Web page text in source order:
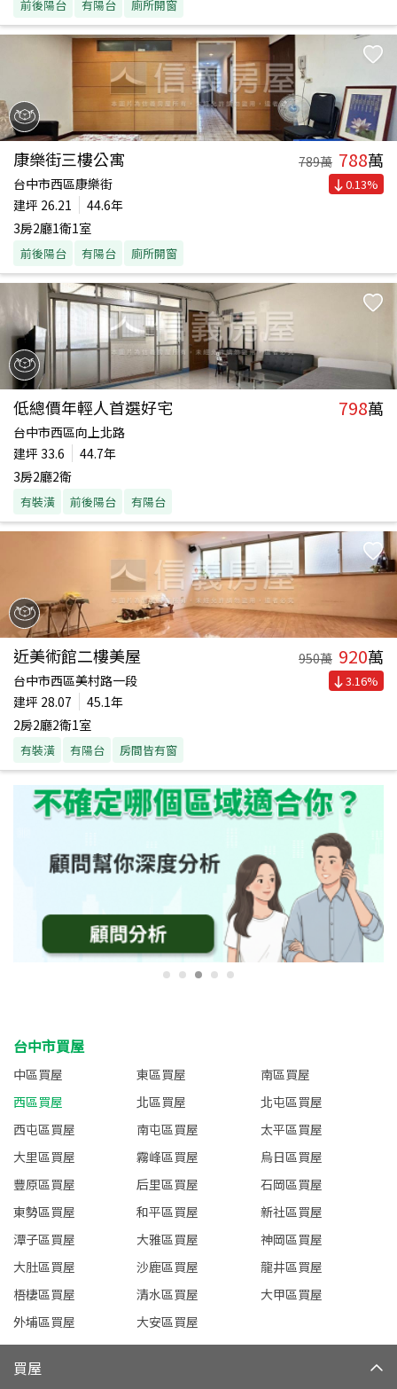
前後陽台 有陽台 廁所開窗
康樂街三樓公寓 789萬 788萬
台中市西區康樂街
建坪 26.21
44.6年
3房2廳1衛1室
前後陽台 有陽台 廁所開窗
0.13%
低總價年輕人首選好宅 798萬
台中市西區向上北路
建坪 33.6
44.7年
3房2廳2衛
有裝潢 前後陽台 有陽台
近美術館二樓美屋 950萬 920萬
台中市西區美村路一段
建坪 28.07
45.1年
2房2廳2衛1室
有裝潢 有陽台 房間皆有窗
3.16%
台中市買屋
中區買屋 東區買屋
南區買屋
西區買屋
北區買屋
北屯區買屋
西屯區買屋
南屯區買屋
太平區買屋
大里區買屋
霧峰區買屋
烏日區買屋
豐原區買屋
后里區買屋
石岡區買屋
東勢區買屋
和平區買屋
新社區買屋
潭子區買屋
大雅區買屋
神岡區買屋
大肚區買屋
沙鹿區買屋
龍井區買屋
梧棲區買屋
清水區買屋
大甲區買屋
外埔區買屋
大安區買屋
買屋